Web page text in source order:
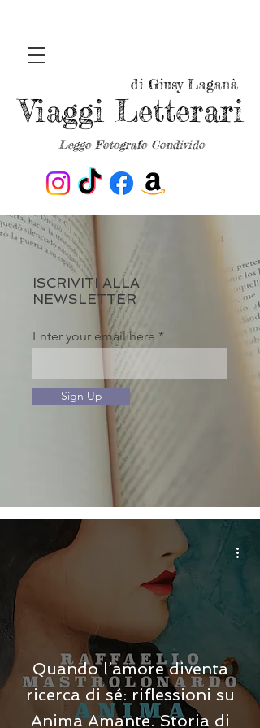
Leggo Fotografo Condivido
Viaggi Letterari
di Giusy Laganà
ISCRIVITI ALLA
NEWSLETTER
Enter your email here
Sign Up
Quando l’amore diventa
ricerca di sé: riflessioni su
Anima Amante. Storia di